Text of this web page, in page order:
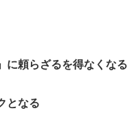
に頼らざるを得なくなる
となる